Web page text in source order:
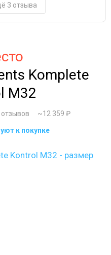
3 отзыва
Komplete
M32
отзывов ~12 359 ₽
к покупке